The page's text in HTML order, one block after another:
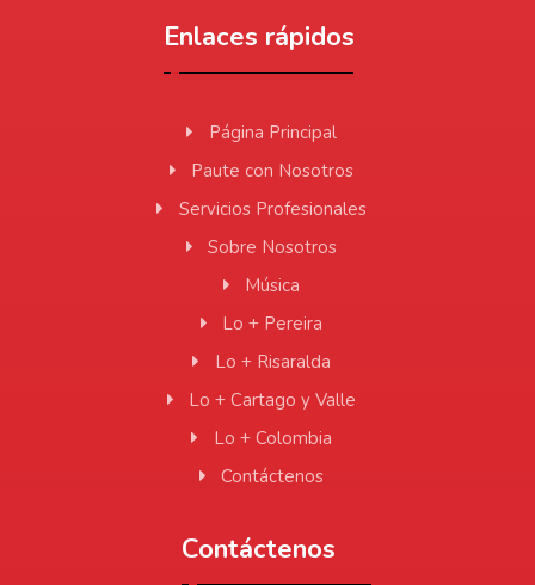
Enlaces rápidos
Página Principal
Paute con Nosotros
Servicios Profesionales
Sobre Nosotros
Música
Lo + Pereira
Lo + Risaralda
Lo + Cartago y Valle
Lo + Colombia
Contáctenos
Contáctenos